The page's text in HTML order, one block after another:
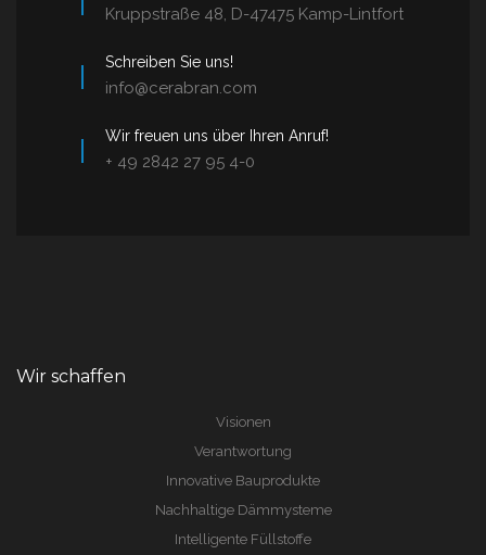
Kruppstraße 48, D-47475 Kamp-Lintfort
Schreiben Sie uns!
info@cerabran.com
Wir freuen uns über Ihren Anruf!
+ 49 2842 27 95 4-0
Wir schaffen
Visionen
Verantwortung
Innovative Bauprodukte
Nachhaltige Dämmysteme
Intelligente Füllstoffe